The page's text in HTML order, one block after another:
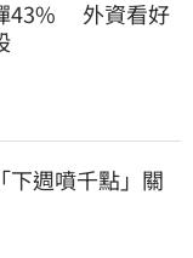
43%　 外資看好
下週噴千點」關